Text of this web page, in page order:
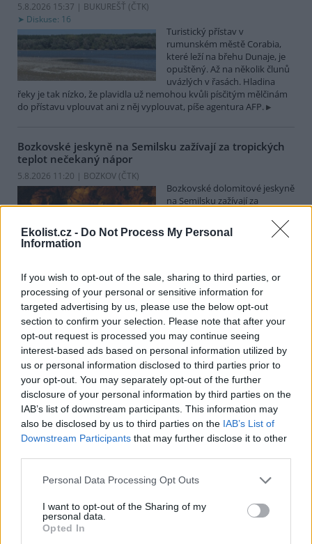
Ekolist.cz - Do Not Process My Personal
Information
If you wish to opt-out of the sale, sharing to third parties, or
processing of your personal or sensitive information for
targeted advertising by us, please use the below opt-out
section to confirm your selection. Please note that after your
opt-out request is processed you may continue seeing
interest-based ads based on personal information utilized by
us or personal information disclosed to third parties prior to
your opt-out. You may separately opt-out of the further
disclosure of your personal information by third parties on the
IAB’s list of downstream participants. This information may
also be disclosed by us to third parties on the IAB’s List of
Downstream Participants that may further disclose it to other
Personal Data Processing Opt Outs
I want to opt-out of the Sharing of my
personal data.
Opted In
5.8.2026 15:37 | BUKUREŠŤ (ČTK)
Diskuse: 16
Turistický přístav v
rumunském městě Corabia,
které leží na břehu Dunaje, je
opuštěný. Až na několik člunů
uvázlých v řasách. Hladina
řeky je tak nízko, že plavidla už nemohou kvůli písčitým mělčinám
do přístavu vplouvat ani z něj vyplouvat, píše agentura AFP.
Bozkovské jeskyně na Semilsku zažívají za tropických
teplot nečekaný nápor
5.8.2026 11:20 | BOZKOV (ČTK)
Bozkovské dolomitové jeskyně
na Semilsku zažívají za
nečekaný nápor. Jde sice o
jedno z nejchladnějších míst v
Libereckém kraji, které má stálou teplotu mezi 7,5 až devíti stupni
Dušana Milky k nim lidé přicházeli spíše v době, když bylo nevlídno.
V pěti zemích Amazonie zatkli stovky lidí kvůli
environmentální kriminalitě
5.8.2026 10:34 | BOGOTÁ (ČTK)
Policisté v pěti zemích ležících
v Amazonii pozatýkali stovky
lidí a zabavili dřevo, minerály i
zvířata v hodnotě přes 280
milionů dolarů (kolem 5,9
miliard korun) při jednom z největších koordinovaných zásahů
proti environmentální kriminalitě v největším deštném pralese
světa. Napsala to agentura AP, podle níž se do operace nazvané
Potok Bylanka v Pardubicích vyschl. Městský obvod
chce, aby Povodí Labe vyčistilo koryto